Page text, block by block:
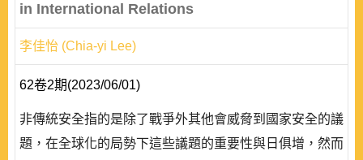
in International Relations
李佳怡 (Chia-yi Lee)
62卷2期(2023/06/01)
非傳統安全指的是除了戰爭外其他會威脅到國家安全的議
題，在全球化的局勢下這些議題的重要性與日俱增，然而